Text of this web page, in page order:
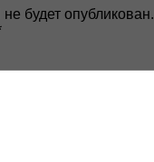
будет опубликован.